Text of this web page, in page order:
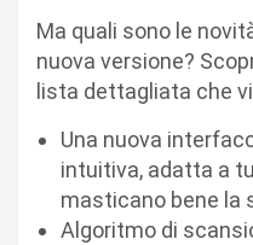
Ma quali sono le
nuova versione?
lista dettagliata che
Una nuova
intuitiva, adatta a
masticano bene la
Algoritmo di